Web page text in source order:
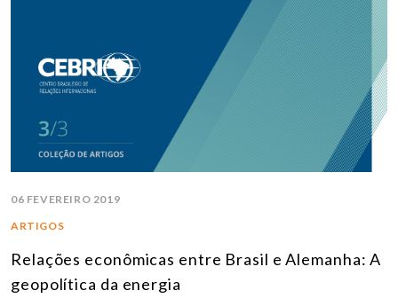
06 FEVEREIRO 2019
ARTIGOS
Relações econômicas entre Brasil e Alemanha: A
geopolítica da energia